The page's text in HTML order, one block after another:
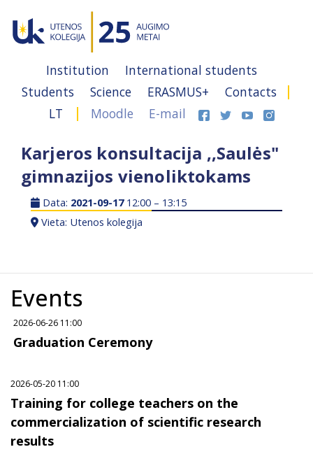
Institution
International students
Students
Science ERASMUS+
Contacts
LT
Moodle E-mail
Karjeros konsultacija ,,Saulės"
gimnazijos vienoliktokams
Data: 2021-09-1712:00 – 13:15
Vieta: Utenos kolegija
Events
2026-06-26 11:00
Graduation Ceremony
2026-05-20 11:00
Training for college teachers on the
commercialization of scientific research
results